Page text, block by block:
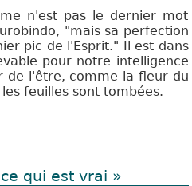
n'est pas le dernier mot
"mais sa perfection
pic de l'Esprit." Il est dans
pour notre intelligence
de l'être, comme la fleur du
feuilles sont tombées.
qui est vrai »